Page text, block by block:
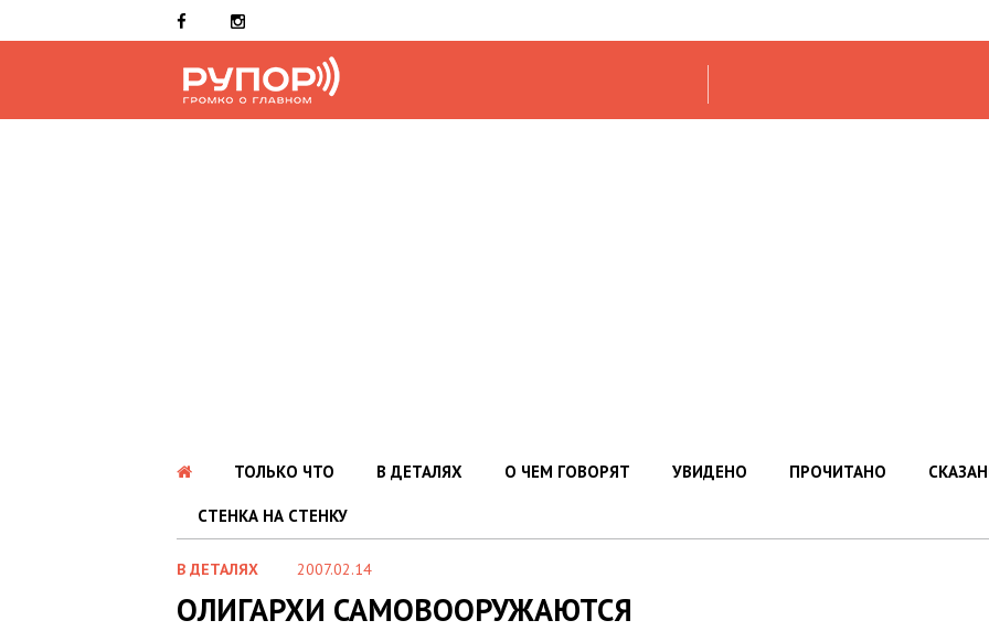
ТОЛЬКО ЧТО В ДЕТАЛЯХ О ЧЕМ ГОВОРЯТ УВИДЕНО ПРОЧИТАНО
СТЕНКА НА СТЕНКУ
В ДЕТАЛЯХ 2007.02.14
ОЛИГАРХИ САМОВООРУЖАЮТСЯ